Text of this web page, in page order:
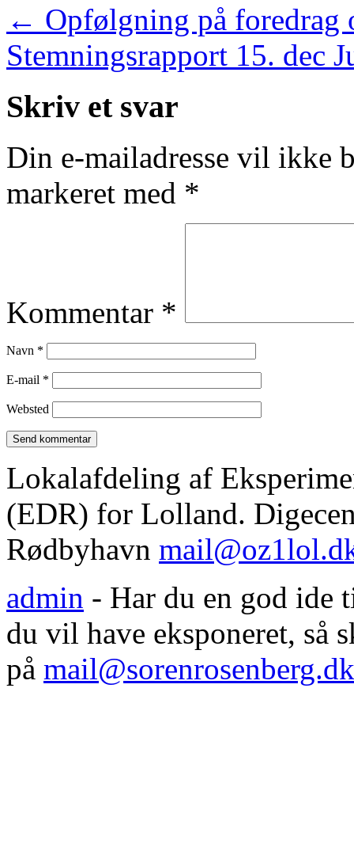
← Opfølgning på foredrag
Stemningsrapport 15. dec
Skriv et svar
Din e-mailadresse vil ikke
markeret med *
Kommentar *
Navn *
E-mail *
Websted
Lokalafdeling af
(EDR) for Lolland.
Rødbyhavn
admin - Har du en god ide
du vil have eksponeret, så
på mail@sorenrosenberg.dk